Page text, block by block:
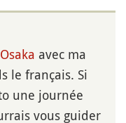
Osaka avec ma
le français. Si
une journée
vous guider